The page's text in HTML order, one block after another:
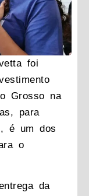
foi
Grosso na
para
é um dos
o
da